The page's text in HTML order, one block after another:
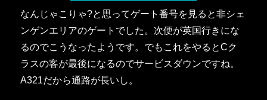
なんじゃこりゃ?と思ってゲート番号を見ると非シェ
ンゲンエリアのゲートでした。次便が英国行きにな
るのでこうなったようです。でもこれをやるとCク
ラスの客が最後になるのでサービスダウンですね。
A321だから通路が長いし。